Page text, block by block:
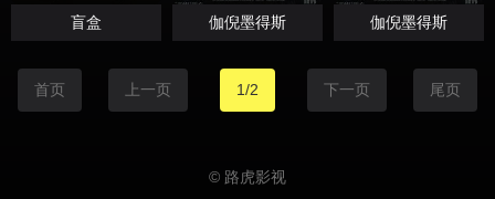
盲盒 伽倪墨得斯 伽倪墨得斯
首页 上一页 1/2 下一页 尾页
© 路虎影视